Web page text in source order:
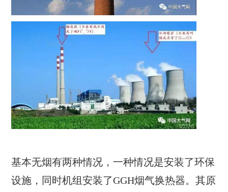
基本无烟有两种情况，一种情况是安装了环保
设施，同时机组安装了GGH烟气换热器。其原